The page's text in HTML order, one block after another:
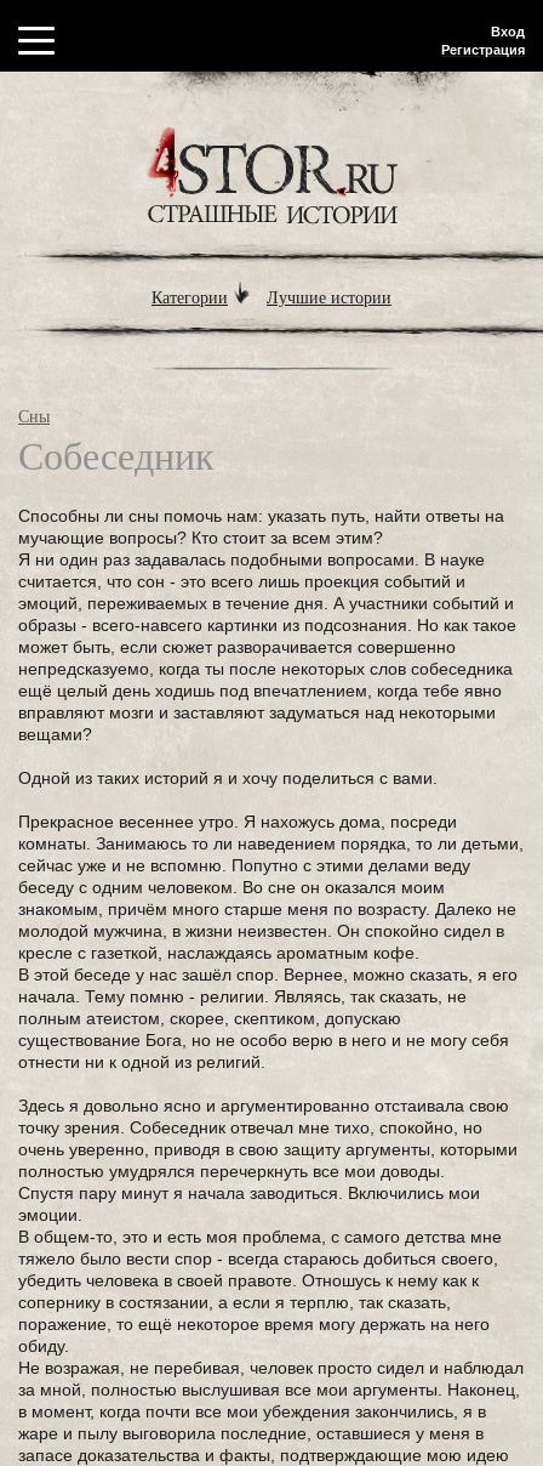
Вход
Регистрация
Категории Лучшие истории
Сны
Собеседник
Способны ли сны помочь нам: указать путь, найти ответы на
мучающие вопросы? Кто стоит за всем этим?
Я ни один раз задавалась подобными вопросами. В науке
считается, что сон - это всего лишь проекция событий и
эмоций, переживаемых в течение дня. А участники событий и
образы - всего-навсего картинки из подсознания. Но как такое
может быть, если сюжет разворачивается совершенно
непредсказуемо, когда ты после некоторых слов собеседника
ещё целый день ходишь под впечатлением, когда тебе явно
вправляют мозги и заставляют задуматься над некоторыми
вещами?
Одной из таких историй я и хочу поделиться с вами.
Прекрасное весеннее утро. Я нахожусь дома, посреди
комнаты. Занимаюсь то ли наведением порядка, то ли детьми,
сейчас уже и не вспомню. Попутно с этими делами веду
беседу с одним человеком. Во сне он оказался моим
знакомым, причём много старше меня по возрасту. Далеко не
молодой мужчина, в жизни неизвестен. Он спокойно сидел в
кресле с газеткой, наслаждаясь ароматным кофе.
В этой беседе у нас зашёл спор. Вернее, можно сказать, я его
начала. Тему помню - религии. Являясь, так сказать, не
полным атеистом, скорее, скептиком, допускаю
существование Бога, но не особо верю в него и не могу себя
отнести ни к одной из религий.
Здесь я довольно ясно и аргументированно отстаивала свою
точку зрения. Собеседник отвечал мне тихо, спокойно, но
очень уверенно, приводя в свою защиту аргументы, которыми
полностью умудрялся перечеркнуть все мои доводы.
Спустя пару минут я начала заводиться. Включились мои
эмоции.
В общем-то, это и есть моя проблема, с самого детства мне
тяжело было вести спор - всегда стараюсь добиться своего,
убедить человека в своей правоте. Отношусь к нему как к
сопернику в состязании, а если я терплю, так сказать,
поражение, то ещё некоторое время могу держать на него
обиду.
Не возражая, не перебивая, человек просто сидел и наблюдал
за мной, полностью выслушивая все мои аргументы. Наконец,
в момент, когда почти все мои убеждения закончились, я в
жаре и пылу выговорила последние, оставшиеся у меня в
запасе доказательства и факты, подтверждающие мою идею